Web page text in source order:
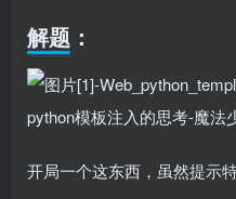
解题：
开局一个这东西，虽然提示